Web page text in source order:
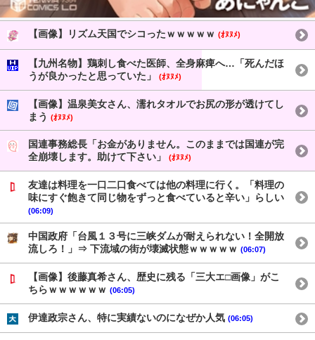
【画像】リズム天国でシコったｗｗｗｗｗ (ｵﾇﾇﾒ)
【九州名物】鶏刺し食べた医師、全身麻痺へ…「死んだほ
うが良かったと思っていた」
(ｵﾇﾇﾒ)
【画像】温泉美女さん、濡れタオルでお尻の形が透けてし
まう (ｵﾇﾇﾒ)
国連事務総長「お金がありません。このままでは国連が完
全崩壊します。助けて下さい」
(ｵﾇﾇﾒ)
友達は料理を一口二口食べては他の料理に行く。「料理の
味にすぐ飽きて同じ物をずっと食べていると辛い」らしい
(06:09)
中国政府「台風１３号に三峡ダムが耐えられない！全開放
流しろ！」⇒ 下流域の街が壊滅状態ｗｗｗｗｗ (06:07)
【画像】後藤真希さん、歴史に残る「三大エ□画像」がこ
ちらｗｗｗｗｗｗ (06:05)
伊達政宗さん、特に実績ないのになぜか人気 (06:05)